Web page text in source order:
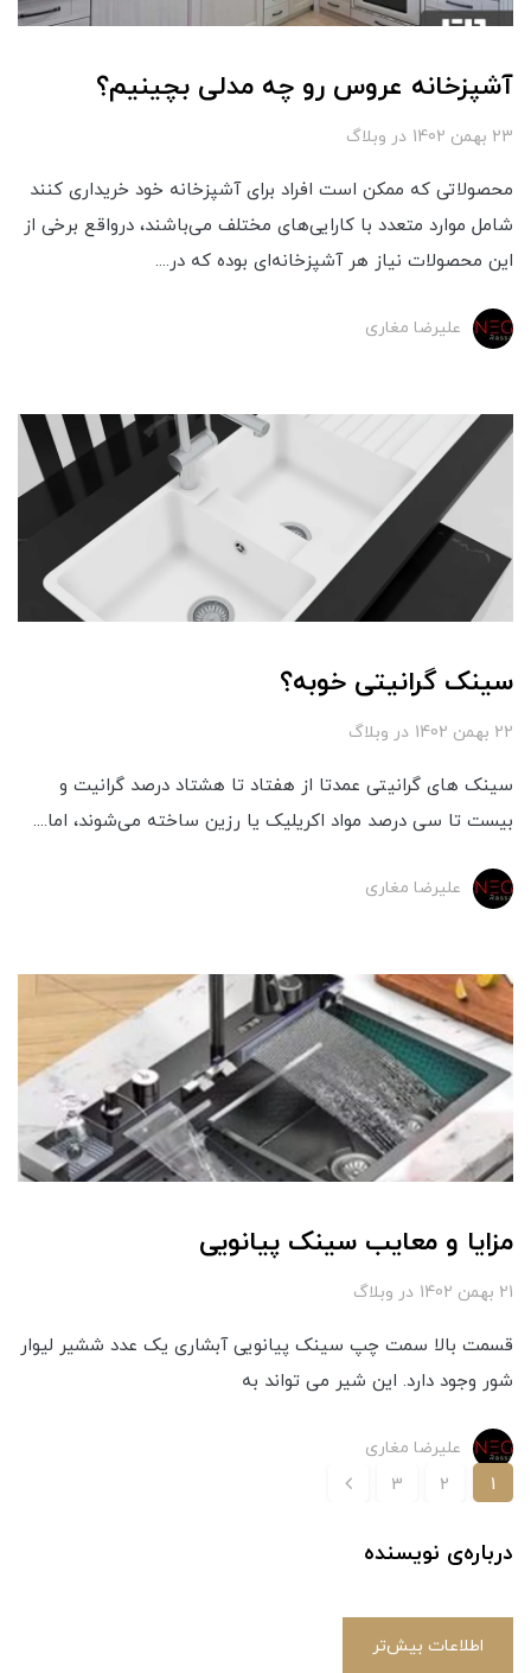
آشپزخانه عروس رو چه مدلی بچینیم؟
23 بهمن 1402 در وبلاگ
محصولاتی که ممکن است افراد برای آشپزخانه خود خریداری کنند
شامل موارد متعدد با کارایی‌های مختلف می‌باشند، درواقع برخی از
این محصولات نیاز هر آشپزخانه‌ای بوده که در....
علیرضا مغاری
سینک گرانیتی خوبه؟
22 بهمن 1402 در وبلاگ
سینک‌ های گرانیتی عمدتا از هفتاد تا هشتاد درصد گرانیت و
بیست تا سی درصد مواد اکریلیک یا رزین ساخته می‌شوند، اما....
علیرضا مغاری
مزایا و معایب سینک پیانویی
21 بهمن 1402 در وبلاگ
قسمت بالا سمت چپ سینک پیانویی آبشاری یک عدد ششیر لیوار
شور وجود دارد. این شیر می تواند به
علیرضا مغاری
1
2
3
درباره‌ی نویسنده
اطلاعات بیش‌تر